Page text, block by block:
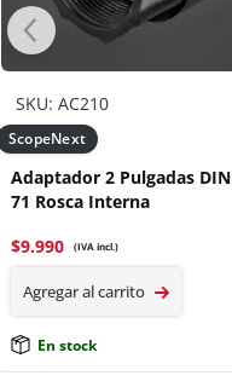
SKU: AC210
ScopeNext
Adaptador 2 Pulgadas DIN
71 Rosca Interna
$9.990 (IVA incl.)
Agregar al carrito
En stock